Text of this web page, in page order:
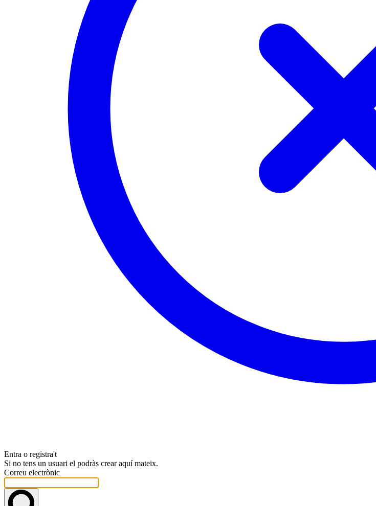
Entra o registra't
Si no tens un usuari el podràs crear aquí mateix.
Correu electrònic